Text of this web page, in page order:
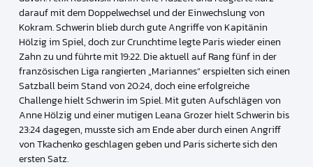
darauf mit dem Doppelwechsel und der Einwechslung von
Kokram. Schwerin blieb durch gute Angriffe von Kapitänin
Hölzig im Spiel, doch zur Crunchtime legte Paris wieder einen
Zahn zu und führte mit 19:22. Die aktuell auf Rang fünf in der
französischen Liga rangierten „Mariannes“ erspielten sich einen
Satzball beim Stand von 20:24, doch eine erfolgreiche
Challenge hielt Schwerin im Spiel. Mit guten Aufschlägen von
Anne Hölzig und einer mutigen Leana Grozer hielt Schwerin bis
23:24 dagegen, musste sich am Ende aber durch einen Angriff
von Tkachenko geschlagen geben und Paris sicherte sich den
ersten Satz.